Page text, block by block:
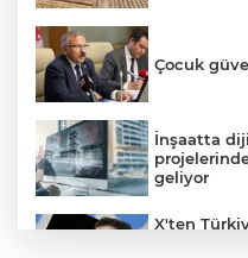
Çocuk
İnşaatta
geliyor
X'ten